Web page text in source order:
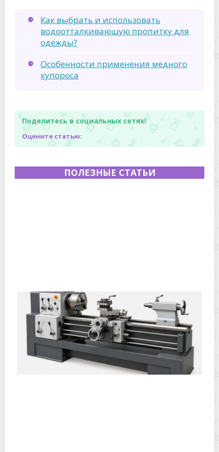
Как выбрать и использовать
водоотталкивающую пропитку для
одежды?
Особенности применения медного
купороса
Поделитесь в социальных сетях!
Оцените статью:
ПОЛЕЗНЫЕ СТАТЬИ